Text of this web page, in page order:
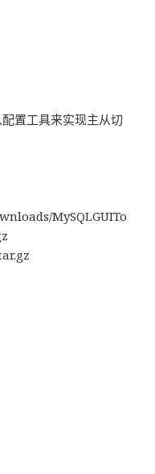
置工具来实现主从切
MySQLGUITo